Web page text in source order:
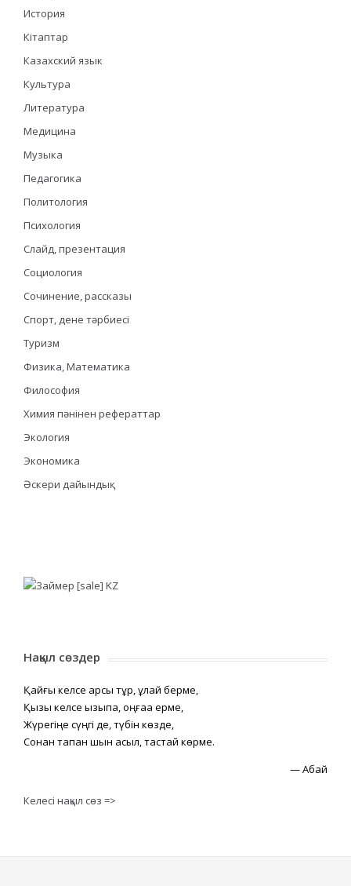
История
Кітаптар
Казахский язык
Культура
Литература
Медицина
Музыка
Педагогика
Политология
Психология
Слайд, презентация
Социология
Сочинение, рассказы
Спорт, дене тәрбиесі
Туризм
Физика, Математика
Философия
Химия пәнінен рефераттар
Экология
Экономика
Әскери дайындық
Нақыл сөздер
Қайғы келсе қарсы тұр, құлай берме,
Қызық келсе қызықпа, оңғаққа ерме,
Жүрегіңе сүңгі де, түбін көзде,
Сонан тапқан шын асыл, тастай көрме.
—Абай
Келесі нақыл сөз =>